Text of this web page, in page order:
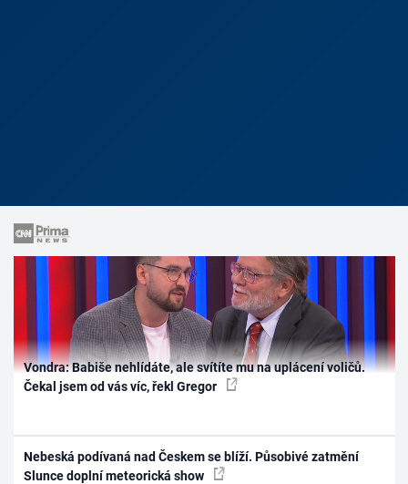
Vondra: Babiše nehlídáte, ale svítíte mu na uplácení voličů.
Čekal jsem od vás víc, řekl Gregor
Nebeská podívaná nad Českem se blíží. Působivé zatmění
Slunce doplní meteorická show